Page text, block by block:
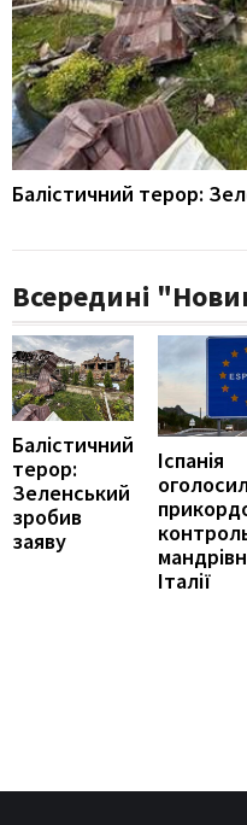
Балістичний терор:
Всередині
Балістичний
терор:
Зеленський
зробив
заяву
Іспанія
Італії